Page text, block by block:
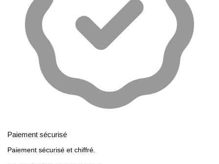
Paiement sécurisé
Paiement sécurisé et chiffré.